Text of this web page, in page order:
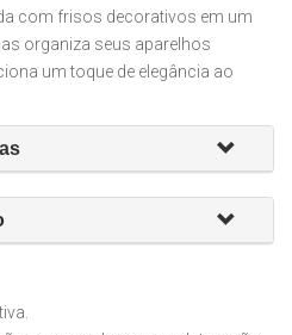
com frisos decorativos em um
organiza seus aparelhos
um toque de elegância ao